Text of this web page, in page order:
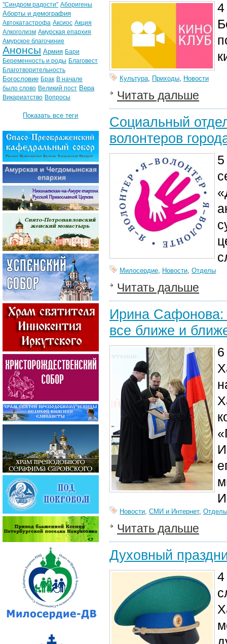
4
Культура, Приходы, Новости
Читать дальше
Социальный
волонтеров
Милосердие, Новости, Отделы
Читать дальше
Ирина Сафонова:
все ближе и
Новости, СМИ и Интернет, Отделы
Читать дальше
Духовный
4
"Синдром радости" Аборигены
Аборты и демография
Автокатастрофа Аксиос Акция
Алкоголизм Амурская епархия
Амурское благочиние
Анонсы Армия Бари
Беременность и роды Благовест
Благотворительность
Богословие Брак В начале
было слово Великий пост Вера
Викариатство Вопросы
Показать все теги